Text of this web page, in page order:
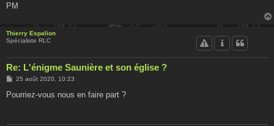
PM
Thierry Espalion
Spécialiste RLC
Re: L'énigme Saunière et son église ?
M
s
25 août 2020, 10:23
Pourriez-vous nous en faire part ?